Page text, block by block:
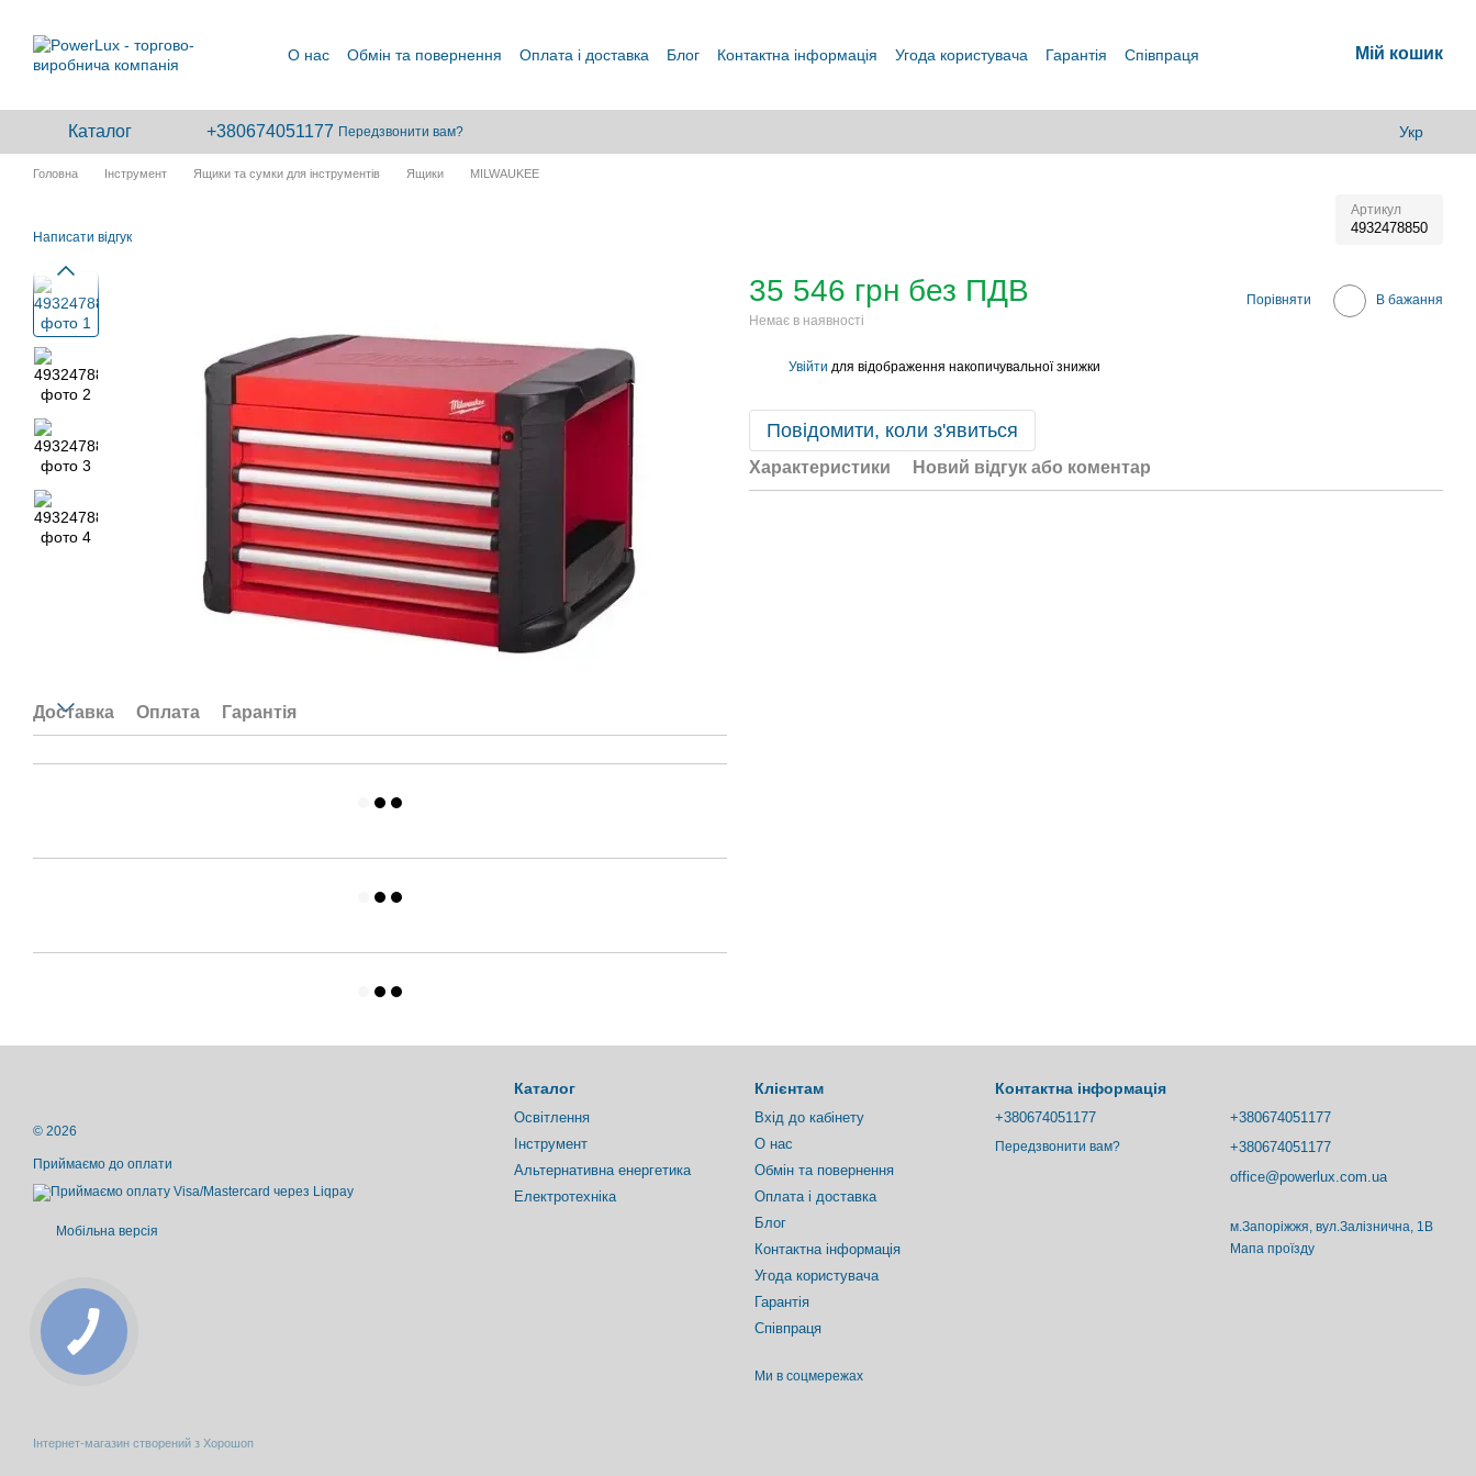
О нас Обмін та повернення Оплата і доставка Блог Контактна інформація Угода користувача Гарантія Співпраця Мій кошик
Каталог +380674051177 Передзвонити вам? Укр
Головна Інструмент Ящики та сумки для інструментів Ящики MILWAUKEE
Артикул
4932478850
Написати відгук
Доставка Оплата Гарантія
35 546 грн без ПДВ
Немає в наявності
Порівняти В бажання
Увійти для відображення накопичувальної знижки
Повідомити, коли з'явиться
Характеристики Новий відгук або коментар
© 2026
Приймаємо до оплати
Мобільна версія
Інтернет-магазин створений з Хорошоп
Каталог
Освітлення
Інструмент
Альтернативна енергетика
Електротехніка
Клієнтам
Вхід до кабінету
О нас
Обмін та повернення
Оплата і доставка
Блог
Контактна інформація
Угода користувача
Гарантія
Співпраця
Ми в соцмережах
Контактна інформація
+380674051177
Передзвонити вам?
+380674051177
+380674051177
office@powerlux.com.ua
м.Запоріжжя, вул.Залізнична, 1В
Мапа проїзду